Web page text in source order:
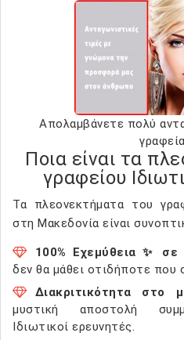
Απολαμβάνετε πολύ
Ποια είναι τα
γραφείου
Τα πλεονεκτήματα του
στη Μακεδονία είναι
100% Εχεμύθεια ✨
δεν θα μάθει οτιδήποτε που
Διακριτικότητα στο
μυστική αποστολή
Ιδιωτικοί ερευνητές.